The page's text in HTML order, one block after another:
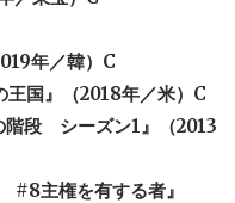
年／韓）C
国』（2018年／米）C
段 シーズン1』（2013
主権を有する者』